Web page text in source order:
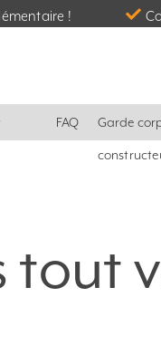
!
FAQ Garde